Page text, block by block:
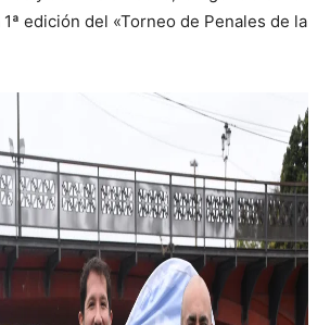
edición del «Torneo de Penales de la